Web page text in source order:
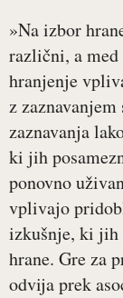
»Na izbor
različni, a
hranjenje
z
zaznavanja
ki jih
ponovno
vplivajo
izkušnje, ki jih
hrane. Gre za
odvija prek